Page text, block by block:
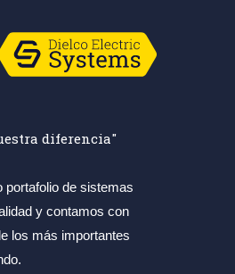
diferencia"
portafolio de sistemas
y contamos con
los más importantes